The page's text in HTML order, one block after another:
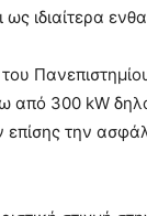
ιδιαίτερα
από 300 kW
επίσης την